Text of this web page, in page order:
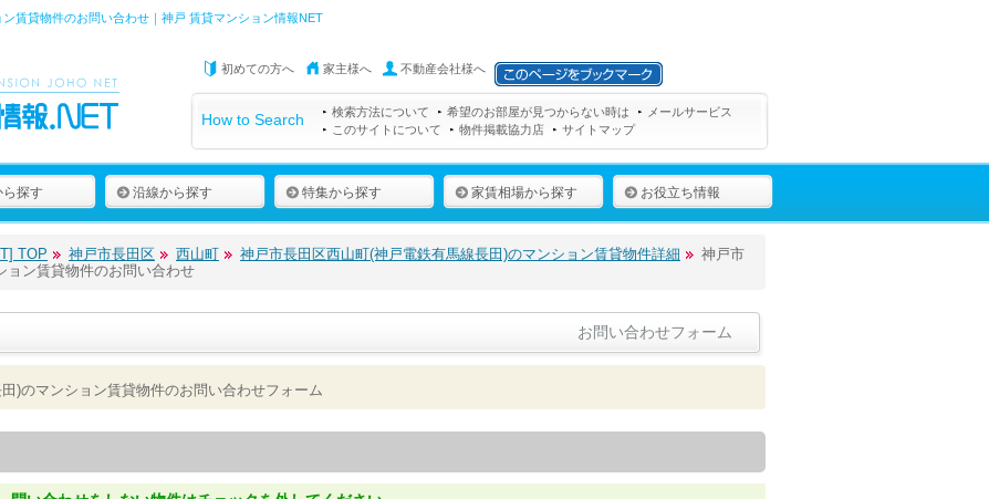
賃貸物件のお問い合わせ｜神戸 賃貸マンション情報NET
初めての方へ 家主様へ 不動産会社様へ
How to Search 検索方法について 希望のお部屋が見つからない時は
メールサービス
このサイトについて
物件掲載協力店 サイトマップ
ら探す 沿線から探す 特集から探す 家賃相場から探す お役立ち情報
TOP 神戸市長田区 西山町 神戸市長田区西山町(神戸電鉄有馬線長田)のマンション賃貸物件詳細
神戸市
ョン賃貸物件のお問い合わせ
お問い合わせフォーム
)のマンション賃貸物件のお問い合わせフォーム